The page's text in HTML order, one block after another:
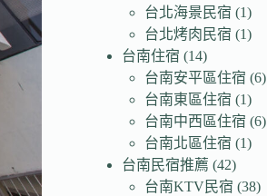
台北海景民宿 (1)
台北烤肉民宿 (1)
台南住宿 (14)
台南安平區住宿 (6)
台南東區住宿 (1)
台南中西區住宿 (6)
台南北區住宿 (1)
台南民宿推薦 (42)
台南KTV民宿 (38)